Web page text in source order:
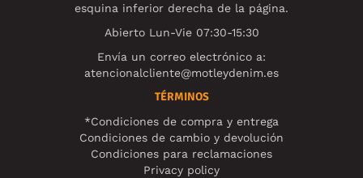
esquina inferior derecha de la página.
Abierto Lun-Vie 07:30-15:30
Envía un correo electrónico a:
atencionalcliente@motleydenim.es
TÉRMINOS
*Condiciones de compra y entrega
Condiciones de cambio y devolución
Condiciones para reclamaciones
Privacy policy